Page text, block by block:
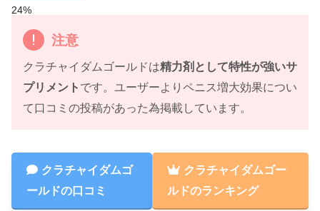
注意
クラチャイダムゴールドは精力剤として特性が強いサ
プリメント です。ユーザーよりペニス増大効果につい
て口コミの投稿があった為掲載しています。
クラチャイダムゴ
ールドの口コミ
クラチャイダムゴー
ルドのランキング